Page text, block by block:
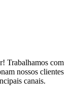
Trabalhamos com
nossos clientes
canais.